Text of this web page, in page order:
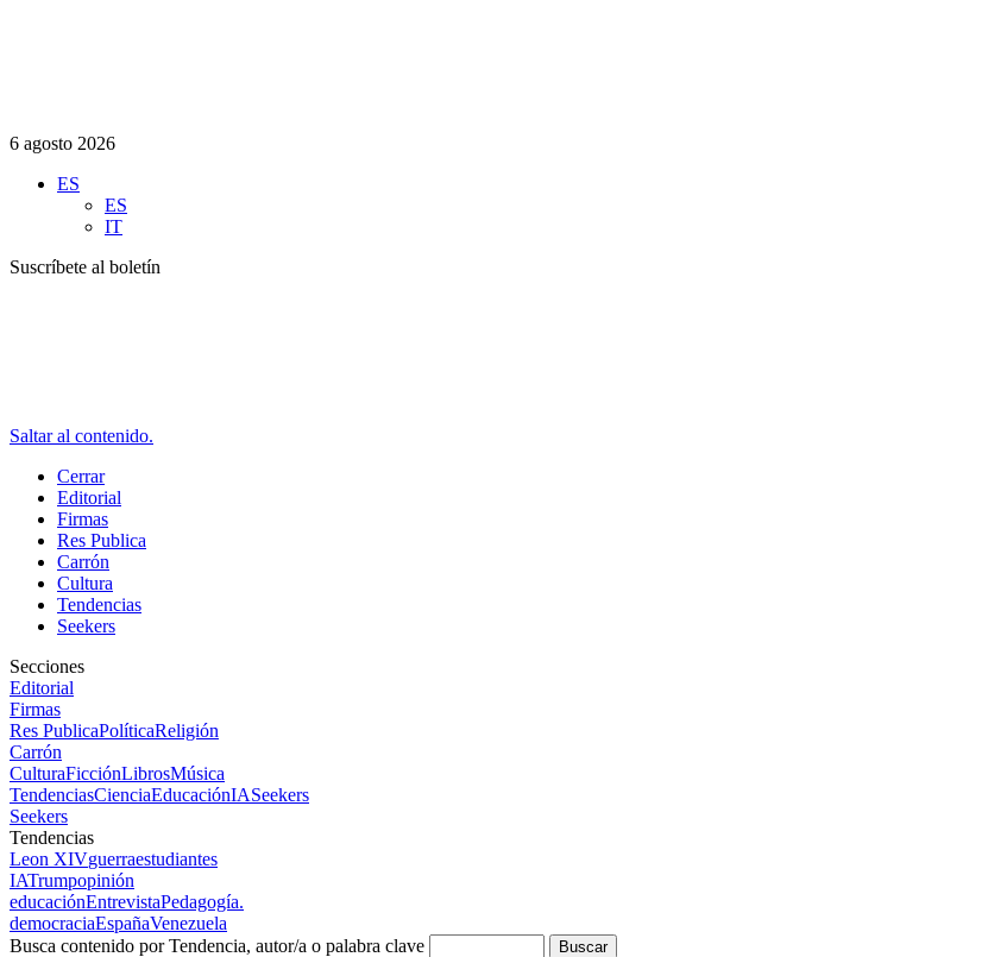
6 agosto 2026
ES
ES
IT
Suscríbete al boletín
Saltar al contenido.
Cerrar
Editorial
Firmas
Res Publica
Carrón
Cultura
Tendencias
Seekers
Secciones
Editorial
Firmas
Res PublicaPolíticaReligión
Carrón
CulturaFicciónLibrosMúsica
TendenciasCienciaEducaciónIASeekers
Seekers
Tendencias
Leon XIVguerraestudiantes
IATrumpopinión
educaciónEntrevistaPedagogía.
democraciaEspañaVenezuela
Busca contenido por Tendencia, autor/a o palabra clave